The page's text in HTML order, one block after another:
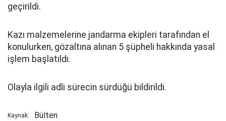
geçirildi.
Kazı malzemelerine jandarma ekipleri tarafından el
konulurken, gözaltına alınan 5 şüpheli hakkında yasal
işlem başlatıldı.
Olayla ilgili adli sürecin sürdüğü bildirildi.
Kaynak: Bülten